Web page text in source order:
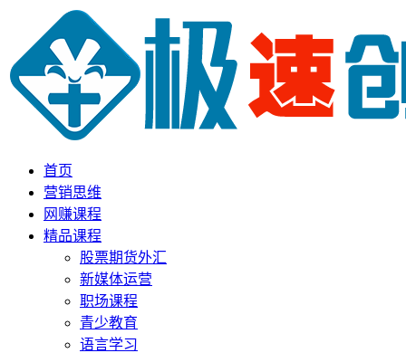
首页
营销思维
网赚课程
精品课程
股票期货外汇
新媒体运营
职场课程
青少教育
语言学习